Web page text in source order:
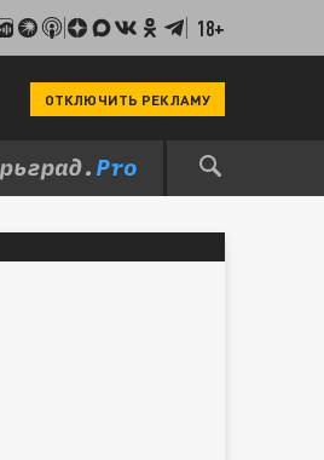
18+
ОТКЛЮЧИТЬ РЕКЛАМУ